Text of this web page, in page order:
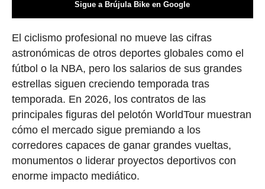
Sigue a Brújula Bike en Google
El ciclismo profesional no mueve las cifras
astronómicas de otros deportes globales como el
fútbol o la NBA, pero los salarios de sus grandes
estrellas siguen creciendo temporada tras
temporada. En 2026, los contratos de las
principales figuras del pelotón WorldTour muestran
cómo el mercado sigue premiando a los
corredores capaces de ganar grandes vueltas,
monumentos o liderar proyectos deportivos con
enorme impacto mediático.